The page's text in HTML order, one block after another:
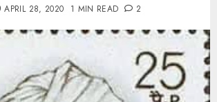
APRIL 28, 2020 1 MIN READ 2